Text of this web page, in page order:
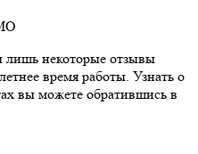
лишь некоторые отзывы
время работы. Узнать о
вы можете обратившись в